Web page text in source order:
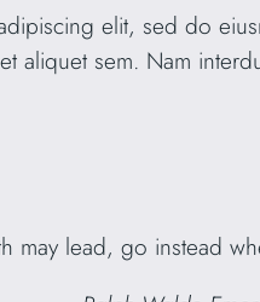
elit, sed do
aliquet sem. Nam
may lead, go instead